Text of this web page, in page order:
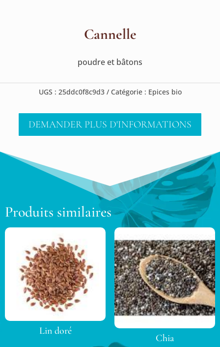
Cannelle
poudre et bâtons
UGS : 25ddc0f8c9d3 Catégorie : Epices bio
DEMANDER PLUS D'INFORMATIONS
Produits similaires
Lin doré
Chia